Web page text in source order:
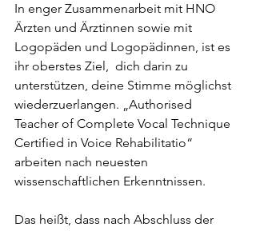
In enger Zusammenarbeit mit HNO
Ärzten und Ärztinnen sowie mit
Logopäden und Logopädinnen, ist es
ihr oberstes Ziel,  dich darin zu
unterstützen, deine Stimme möglichst
wiederzuerlangen. „Authorised
Teacher of Complete Vocal Technique
Certified in Voice Rehabilitatio“
arbeiten nach neuesten
wissenschaftlichen Erkenntnissen.
Das heißt, dass nach Abschluss der